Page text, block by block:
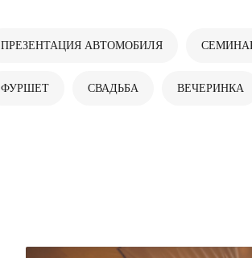
ПРЕЗЕНТАЦИЯ АВТОМОБИЛЯ
ФУРШЕТ СВАДЬБА ВЕЧЕРИНКА